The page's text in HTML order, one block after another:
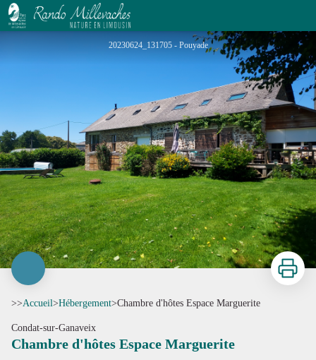
Chambre d'hôtes Espace Marguerite
20230624_131705 - Pouyade
Imprimer
>>Accueil>Hébergement>Chambre d'hôtes Espace Marguerite
Condat-sur-Ganaveix
Chambre d'hôtes Espace Marguerite